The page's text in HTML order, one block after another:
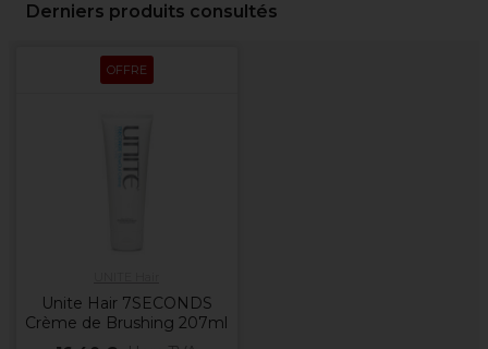
Derniers produits consultés
OFFRE
Unite Hair 7SECONDS
Crème de Brushing 207ml